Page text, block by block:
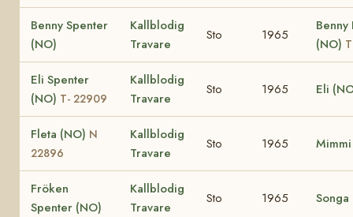
Benny Spenter
(NO)
Kallblodig
Travare
Sto 1965
Benny
(NO)
Eli Spenter
(NO) T- 22909
Kallblodig
Travare
Sto 1965 Eli
Fleta (NO) N
22896
Kallblodig
Travare
Sto 1965
Fröken
Spenter (NO)
Kallblodig
Travare
Sto 1965